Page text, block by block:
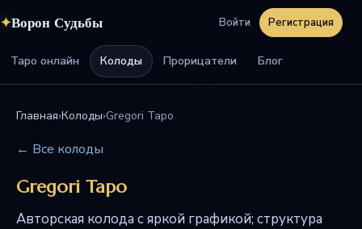
✦Ворон Судьбы
Таро онлайн Колоды Прорицатели Блог
Войти Регистрация
Главная›Колоды›Gregori Tapo
← Все колоды
Gregori Tapo
Авторская колода с яркой графикой; структура